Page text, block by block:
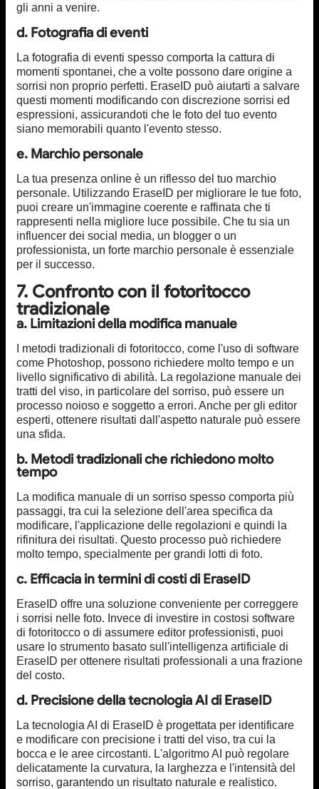
gli anni a venire.
d. Fotografia di eventi
La fotografia di eventi spesso comporta la cattura di
momenti spontanei, che a volte possono dare origine a
sorrisi non proprio perfetti. EraseID può aiutarti a salvare
questi momenti modificando con discrezione sorrisi ed
espressioni, assicurandoti che le foto del tuo evento
siano memorabili quanto l'evento stesso.
e. Marchio personale
La tua presenza online è un riflesso del tuo marchio
personale. Utilizzando EraseID per migliorare le tue foto,
puoi creare un'immagine coerente e raffinata che ti
rappresenti nella migliore luce possibile. Che tu sia un
influencer dei social media, un blogger o un
professionista, un forte marchio personale è essenziale
per il successo.
7. Confronto con il fotoritocco
tradizionale
a. Limitazioni della modifica manuale
I metodi tradizionali di fotoritocco, come l'uso di software
come Photoshop, possono richiedere molto tempo e un
livello significativo di abilità. La regolazione manuale dei
tratti del viso, in particolare del sorriso, può essere un
processo noioso e soggetto a errori. Anche per gli editor
esperti, ottenere risultati dall'aspetto naturale può essere
una sfida.
b. Metodi tradizionali che richiedono molto
tempo
La modifica manuale di un sorriso spesso comporta più
passaggi, tra cui la selezione dell'area specifica da
modificare, l'applicazione delle regolazioni e quindi la
rifinitura dei risultati. Questo processo può richiedere
molto tempo, specialmente per grandi lotti di foto.
c. Efficacia in termini di costi di EraseID
EraseID offre una soluzione conveniente per correggere
i sorrisi nelle foto. Invece di investire in costosi software
di fotoritocco o di assumere editor professionisti, puoi
usare lo strumento basato sull'intelligenza artificiale di
EraseID per ottenere risultati professionali a una frazione
del costo.
d. Precisione della tecnologia AI di EraseID
La tecnologia AI di EraseID è progettata per identificare
e modificare con precisione i tratti del viso, tra cui la
bocca e le aree circostanti. L'algoritmo AI può regolare
delicatamente la curvatura, la larghezza e l'intensità del
sorriso, garantendo un risultato naturale e realistico.